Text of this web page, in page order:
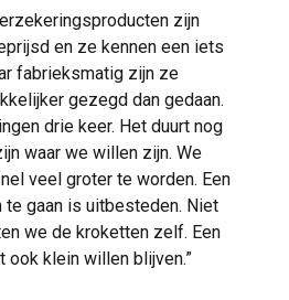
zijn
en ze kennen een iets
fabrieksmatig zijn ze
gezegd dan gedaan.
drie keer. Het duurt nog
waar we willen zijn. We
veel groter te worden. Een
te gaan is uitbesteden. Niet
we de kroketten zelf. Een
klein willen blijven.”